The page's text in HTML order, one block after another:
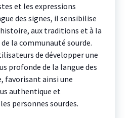
et les expressions
des signes, il sensibilise
aux traditions et à la
la communauté sourde.
de développer une
profonde de la langue des
favorisant ainsi une
authentique et
personnes sourdes.